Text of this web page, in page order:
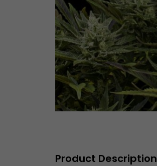
Product Description